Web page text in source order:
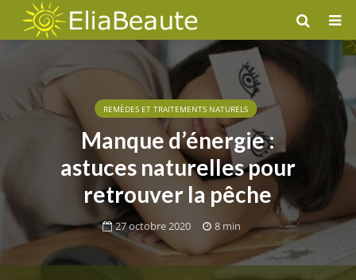
REMÈDES ET TRAITEMENTS NATURELS
Manque d’énergie :
astuces naturelles pour
retrouver la pêche
27 octobre 2020 8 min